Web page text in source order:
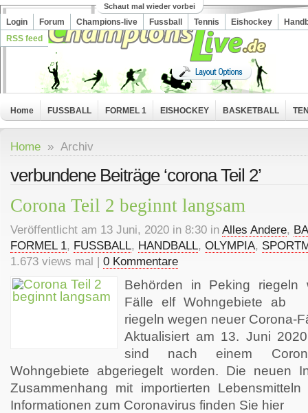
Schaut mal wieder vorbei
Login Forum Champions-live Fussball Tennis Eishockey
RSS feed
Home FUSSBALL FORMEL 1 EISHOCKEY BASKETBALL
Home » Archiv
verbundene Beiträge ‘corona Teil 2’
Corona Teil 2 beginnt langsam
Veröffentlicht am 13 Juni, 2020 in 8:30 in Alles Andere,
FORMEL 1, FUSSBALL, HANDBALL, OLYMPIA,
1.673 views mal | 0 Kommentare
Behörden in Peking riegeln
Fälle elf Wohngebiete ab
riegeln wegen neuer Corona-
Aktualisiert am 13. Juni
sind nach einem
Wohngebiete abgeriegelt worden. Die neuen
Zusammenhang mit importierten
Informationen zum Coronavirus finden Sie hier